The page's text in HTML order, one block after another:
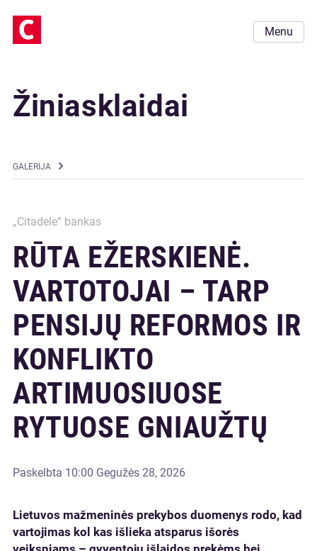
Menu
Žiniasklaidai
GALERIJA
„Citadele“ bankas
RŪTA EŽERSKIENĖ.
VARTOTOJAI – TARP
PENSIJŲ REFORMOS IR
KONFLIKTO
ARTIMUOSIUOSE
RYTUOSE GNIAUŽTŲ
Paskelbta 10:00 Gegužės 28, 2026
Lietuvos mažmeninės prekybos duomenys rodo, kad
vartojimas kol kas išlieka atsparus išorės